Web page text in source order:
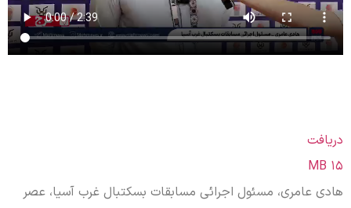
دریافت
۱۵ MB
هادی عامری، مسئول اجرائی مسابقات بسکتبال غرب آسیا، عصر